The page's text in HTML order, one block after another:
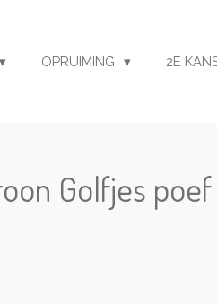
OPRUIMING 2E
Golfjes poef